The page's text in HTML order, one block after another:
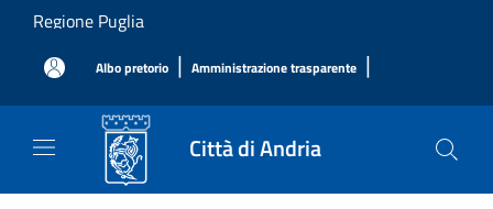
Salta al contenuto principale
Regione Puglia
Albo pretorio | Amministrazione trasparente |
Città di Andria